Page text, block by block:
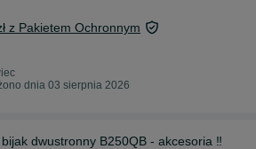
z Pakietem Ochronnym
dnia 03 sierpnia 2026
dwustronny B250QB - akcesoria ‼️